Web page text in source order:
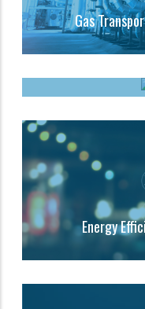
Gas
Energy